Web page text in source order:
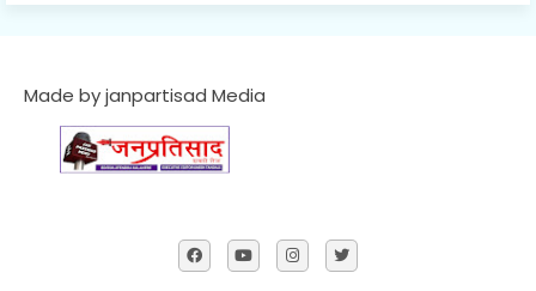
Made by janpartisad Media